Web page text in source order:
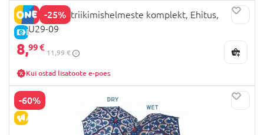
-25%
E-HIND
RED CASTLE triikimishelmeste komplekt, Ehitus,
BBU29-09
8,99 €
11,99 €
Kui ostad lisatoote e-poes
-60%
ALLAHINDLUS